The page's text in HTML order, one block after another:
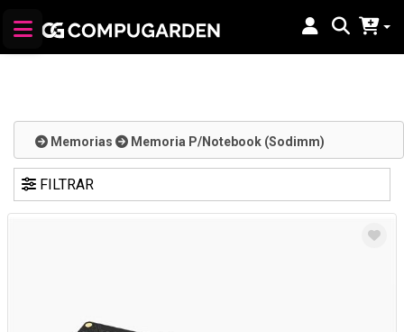
Memorias Memoria P/Notebook (Sodimm)
FILTRAR